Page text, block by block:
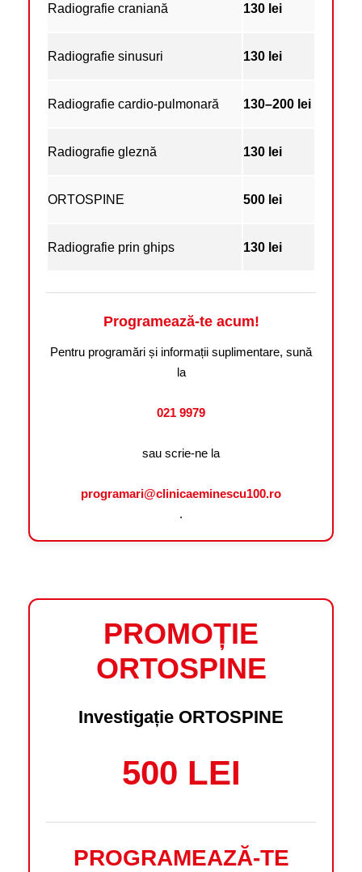
Radiografie craniană 130 lei
Radiografie sinusuri 130 lei
Radiografie cardio-pulmonară 130–200 lei
Radiografie gleznă 130 lei
ORTOSPINE 500 lei
Radiografie prin ghips 130 lei
Programează-te acum!
Pentru programări și informații suplimentare, sună
la
021 9979
sau scrie-ne la
programari@clinicaeminescu100.ro
.
PROMOȚIE
ORTOSPINE
Investigație ORTOSPINE
500 LEI
PROGRAMEAZĂ-TE